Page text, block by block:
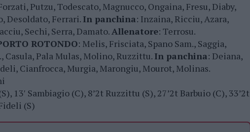
Putzu, Todescato, Magnucco, Ongaina, Fresu, Diaby,
Desoldato, Ferrari. In panchina: Inzaina, Ricciu, Azara,
Sechi, Serra, Damato.Allenatore: Terrosu.
ROTONDO: Melis, Frisciata, Spano Sam., Saggia,
Casula, Pala Mulas, Molino, Ruzzittu. In panchina: Deiana,
Cianfrocca, Murgia, Marongiu, Mourot, Molinas.
13′ Sambiagio (C), 8’2t Ruzzittu (S), 27’2t Barbuio (C), 33’2t
(S)